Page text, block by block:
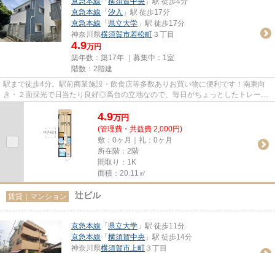
京急本線 「 汐入 」駅 徒歩17分
京急本線 「 県立大学 」駅 徒歩17分
神奈川県横須賀市若松町 ３丁目
4.9万円
築年数：築17年 ｜募集中： 1室
階数：2階建
駅まで徒歩4分。駅前商業施設・飲食店等多数ありお買い物に便利です！南東向
き・２面採光で日当たり良好◎高台の立地なので、毎日がちょっとしたトレーニ
4.9万円
(管理費・共益費 2,000円)
敷：0ヶ月｜礼：0ヶ月
所在階：2階
間取り：1K
面積：20.11㎡
賃貸｜マンション 辻ビル
京急本線 「 県立大学 」駅 徒歩11分
京急本線 「 横須賀中央 」駅 徒歩14分
神奈川県横須賀市上町 ３丁目